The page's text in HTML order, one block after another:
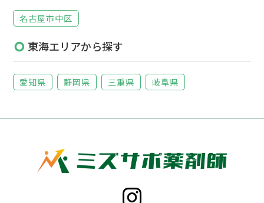
名古屋市中区
東海エリアから探す
愛知県 静岡県 三重県 岐阜県